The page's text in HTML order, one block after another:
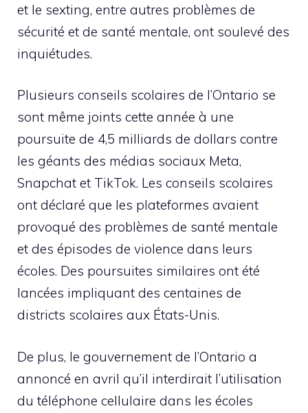
et le sexting, entre autres problèmes de
sécurité et de santé mentale, ont soulevé des
inquiétudes.
Plusieurs conseils scolaires de l’Ontario se
sont même joints cette année à une
poursuite de 4,5 milliards de dollars contre
les géants des médias sociaux Meta,
Snapchat et TikTok. Les conseils scolaires
ont déclaré que les plateformes avaient
provoqué des problèmes de santé mentale
et des épisodes de violence dans leurs
écoles. Des poursuites similaires ont été
lancées impliquant des centaines de
districts scolaires aux États-Unis.
De plus, le gouvernement de l’Ontario a
annoncé en avril qu’il interdirait l’utilisation
du téléphone cellulaire dans les écoles